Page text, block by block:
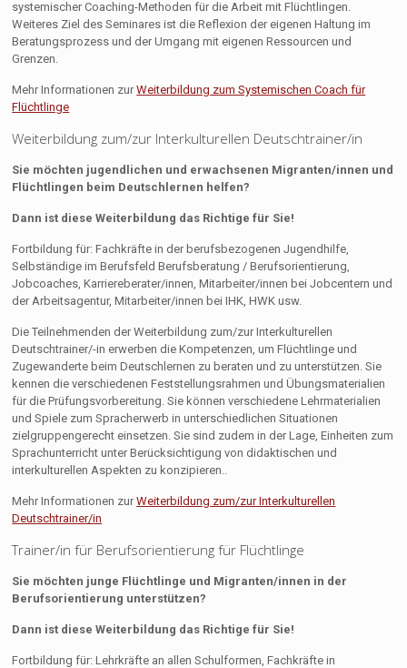
systemischer Coaching-Methoden für die Arbeit mit Flüchtlingen.
Weiteres Ziel des Seminares ist die Reflexion der eigenen Haltung im
Beratungsprozess und der Umgang mit eigenen Ressourcen und
Grenzen.
Mehr Informationen zurWeiterbildung zum Systemischen Coach für
Flüchtlinge
Weiterbildung zum/zur Interkulturellen Deutschtrainer/in
Sie möchten jugendlichen und erwachsenen Migranten/innen und
Flüchtlingen beim Deutschlernen helfen?
Dann ist diese Weiterbildung das Richtige für Sie!
Fortbildung für: Fachkräfte in der berufsbezogenen Jugendhilfe,
Selbständige im Berufsfeld Berufsberatung / Berufsorientierung,
Jobcoaches, Karriereberater/innen, Mitarbeiter/innen bei Jobcentern und
der Arbeitsagentur, Mitarbeiter/innen bei IHK, HWK usw.
Die Teilnehmenden der Weiterbildung zum/zur Interkulturellen
Deutschtrainer/-in erwerben die Kompetenzen, um Flüchtlinge und
Zugewanderte beim Deutschlernen zu beraten und zu unterstützen. Sie
kennen die verschiedenen Feststellungsrahmen und Übungsmaterialien
für die Prüfungsvorbereitung. Sie können verschiedene Lehrmaterialien
und Spiele zum Spracherwerb in unterschiedlichen Situationen
zielgruppengerecht einsetzen. Sie sind zudem in der Lage, Einheiten zum
Sprachunterricht unter Berücksichtigung von didaktischen und
interkulturellen Aspekten zu konzipieren..
Mehr Informationen zurWeiterbildung zum/zur Interkulturellen
Deutschtrainer/in
Trainer/in für Berufsorientierung für Flüchtlinge
Sie möchten junge Flüchtlinge und Migranten/innen in der
Berufsorientierung unterstützen?
Dann ist diese Weiterbildung das Richtige für Sie!
Fortbildung für: Lehrkräfte an allen Schulformen, Fachkräfte in